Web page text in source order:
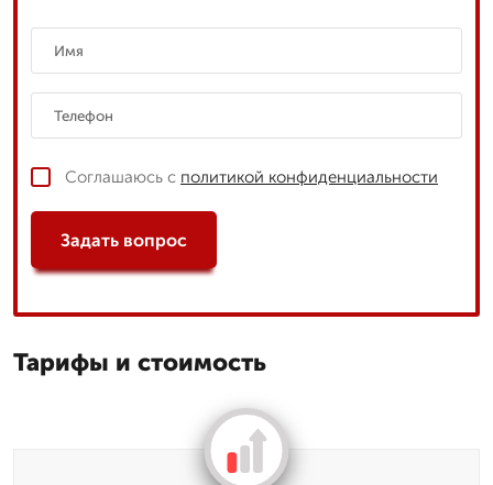
Соглашаюсь с политикой конфиденциальности
Задать вопрос
Тарифы и стоимость